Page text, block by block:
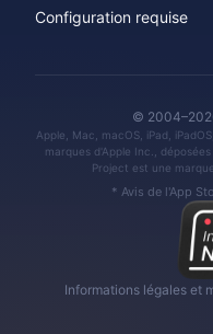
Configuration requise
©
Apple, Mac, macOS, iPad,
marques d'Apple Inc.,
Project est une
* Avis de l'App
Informations légales et